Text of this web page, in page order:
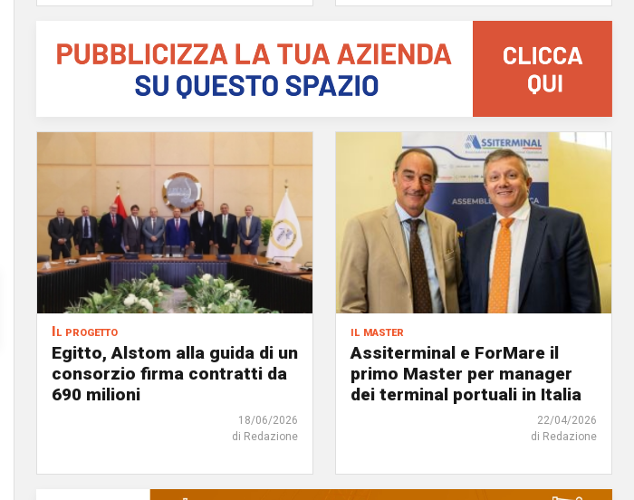
Il progetto
Egitto, Alstom alla guida di un
consorzio firma contratti da
690 milioni
18/06/2026
di Redazione
il master
Assiterminal e ForMare il
primo Master per manager
dei terminal portuali in Italia
22/04/2026
di Redazione